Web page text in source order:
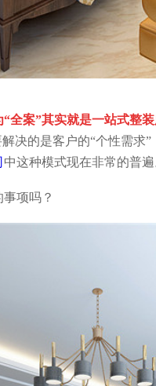
“全案”其实就是一站式整
决的是客户的“个性需求
中这种模式现在非常的普遍
项吗？